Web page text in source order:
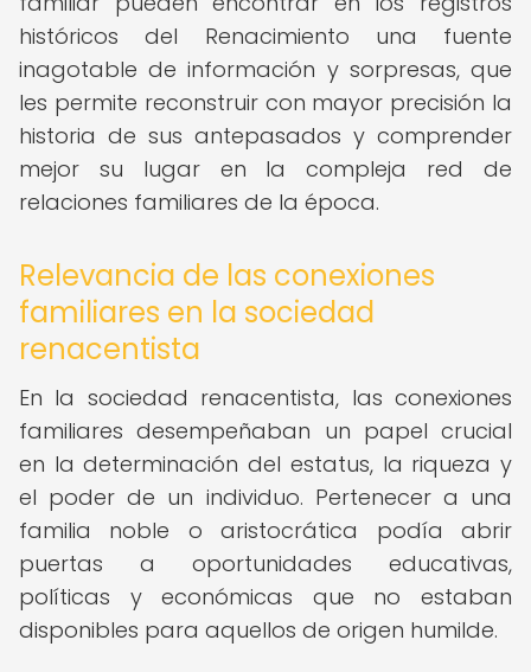
históricos del Renacimiento una fuente
inagotable de información y sorpresas, que
les permite reconstruir con mayor precisión la
historia de sus antepasados y comprender
mejor su lugar en la compleja red de
relaciones familiares de la época.
Relevancia de las conexiones
familiares en la sociedad
renacentista
En la sociedad renacentista, las conexiones
familiares desempeñaban un papel crucial
en la determinación del estatus, la riqueza y
el poder de un individuo. Pertenecer a una
familia noble o aristocrática podía abrir
puertas a oportunidades educativas,
políticas y económicas que no estaban
disponibles para aquellos de origen humilde.